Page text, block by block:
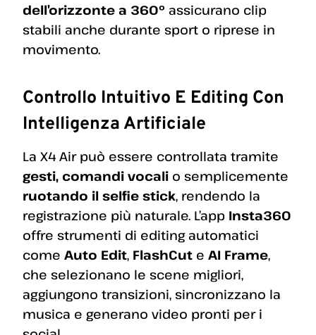
dell’orizzonte a 360° assicurano clip
stabili anche durante sport o riprese in
movimento.
Controllo Intuitivo E Editing Con
Intelligenza Artificiale
La X4 Air può essere controllata tramite
gesti, comandi vocali o semplicemente
ruotando il selfie stick, rendendo la
registrazione più naturale. L’app Insta360
offre strumenti di editing automatici
come Auto Edit, FlashCut e AI Frame,
che selezionano le scene migliori,
aggiungono transizioni, sincronizzano la
musica e generano video pronti per i